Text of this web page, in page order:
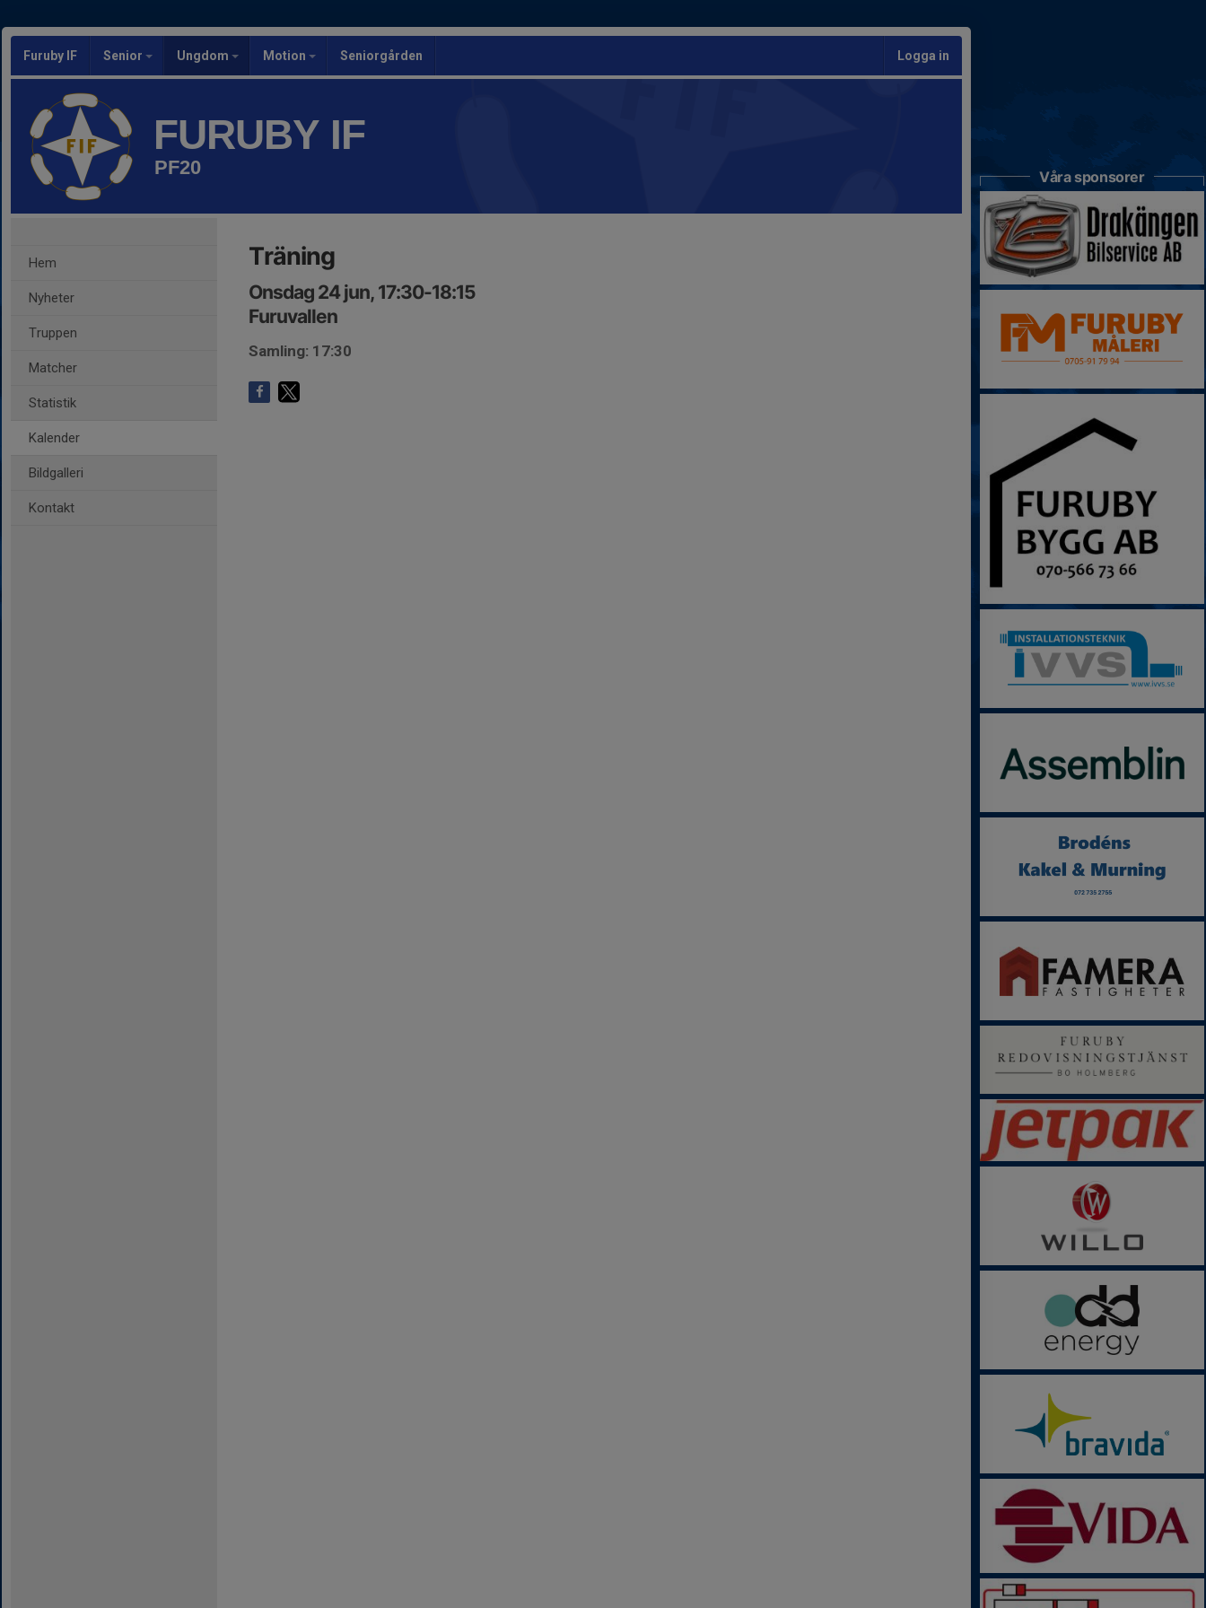
Furuby IF Senior Ungdom Motion Seniorgården Logga in
FURUBY IF
PF20
Hem
Nyheter
Truppen
Matcher
Statistik
Kalender
Bildgalleri
Kontakt
Träning
Onsdag 24 jun, 17:30-18:15
Furuvallen
Samling: 17:30
Våra sponsorer